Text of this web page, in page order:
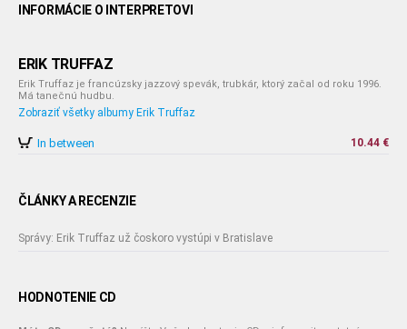
INFORMÁCIE O INTERPRETOVI
ERIK TRUFFAZ
Erik Truffaz je francúzsky jazzový spevák, trubkár, ktorý začal od roku 1996.
Má tanečnú hudbu.
Zobraziť všetky albumy Erik Truffaz
In between 10.44 €
ČLÁNKY A RECENZIE
Správy: Erik Truffaz už čoskoro vystúpi v Bratislave
HODNOTENIE CD